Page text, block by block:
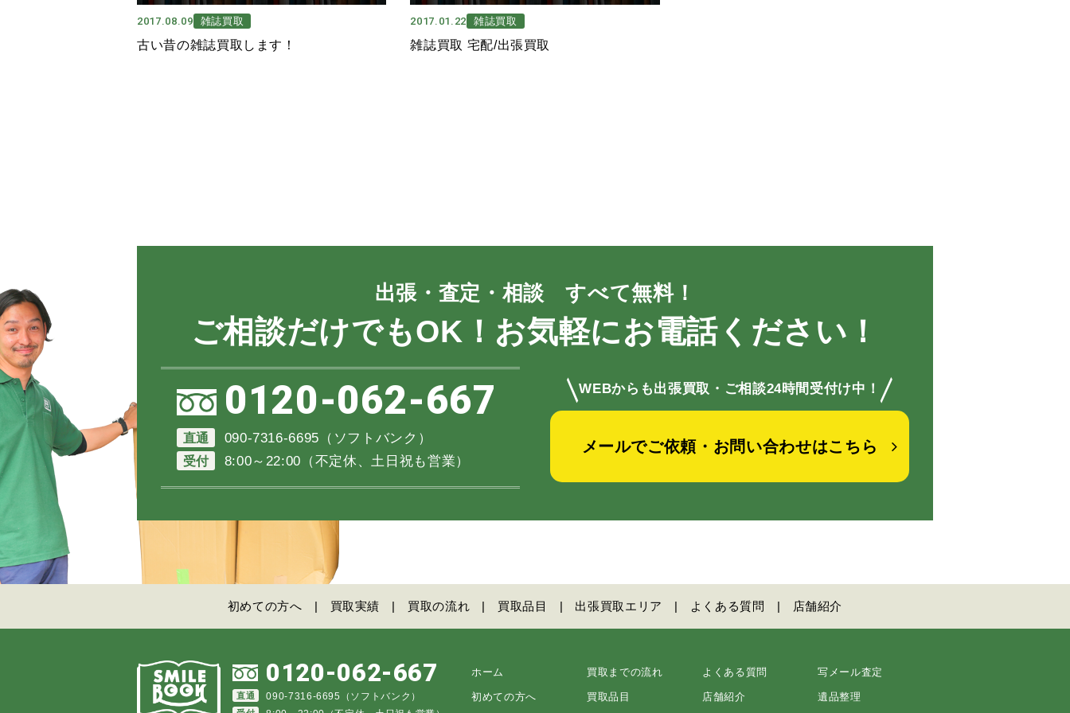
2017.08.09 雑誌買取
古い昔の雑誌買取します！
2017.01.22 雑誌買取
雑誌買取 宅配/出張買取
出張・査定・相談 すべて無料！
ご相談だけでもOK！お気軽にお電話ください！
0120-062-667
直通 090-7316-6695（ソフトバンク）
受付 8:00～22:00（不定休、土日祝も営業）
＼WEBからも出張買取・ご相談24時間受付け中！ ／
メールでご依頼・お問い合わせはこちら
初めての方へ 買取実績 買取の流れ 買取品目 出張買取エリア よくある質問 店舗紹介
0120-062-667
直通 090-7316-6695（ソフトバンク）
ホーム 買取までの流れ よくある質問 写メール査定
初めての方へ 買取品目 店舗紹介 遺品整理